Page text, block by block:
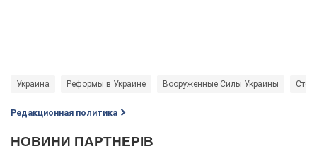
Украина Реформы в Украине Вооруженные Силы Украины
Редакционная политика